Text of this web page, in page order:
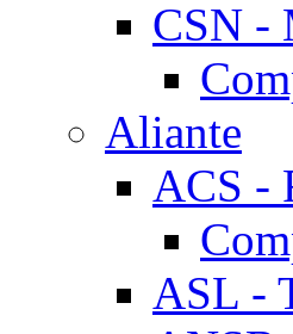
CSN -
Aliante
ACS -
ASL -